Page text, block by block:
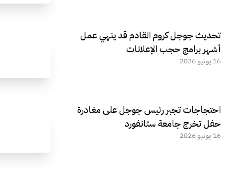
تحديث جوجل كروم القادم قد ينهي عمل
أشهر برامج حجب الإعلانات
16 يونيو 2026
احتجاجات تجبر رئيس جوجل على مغادرة
حفل تخرج جامعة ستانفورد
16 يونيو 2026